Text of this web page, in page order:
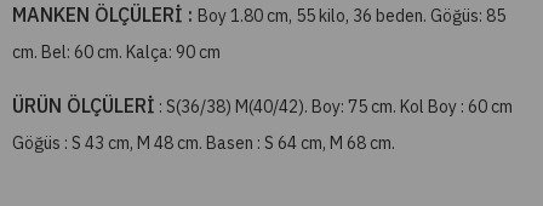
MANKEN ÖLÇÜLERİ : Boy 1.80 cm, 55 kilo, 36 beden. Göğüs: 85
cm. Bel: 60 cm. Kalça: 90 cm
ÜRÜN ÖLÇÜLERİ : S(36/38) M(40/42). Boy: 75 cm. Kol Boy : 60 cm
Göğüs : S 43 cm, M 48 cm. Basen : S 64 cm, M 68 cm.